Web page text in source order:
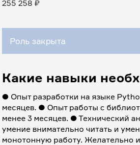
255 258 ₽
Роль закрыта
Какие навыки
● Опыт разработки на языке
месяцев. ● Опыт работы с
менее 3 месяцев. ● Технический
умение внимательно читать и
монотонную работу. Желательно